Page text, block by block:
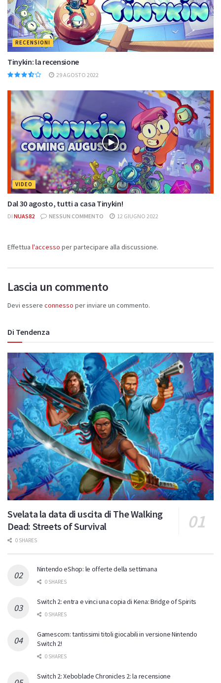
RECENSIONI
Tinykin: la recensione
29 AGOSTO 2022
VIDEO
Dal 30 agosto, tutti a casa Tinykin!
DI NUAS82 NESSUN COMMENTO 12 GIUGNO 2022
Effettua l'accesso per partecipare alla discussione.
Lascia un commento
Devi essere connesso per inviare un commento.
Di Tendenza
Svelata la data di uscita di The Walking
Dead: Streets of Survival
0 SHARES
Nintendo eShop: le offerte della settimana
0 SHARES
Switch 2: entra e vinci una copia di Kena: Bridge of Spirits
0 SHARES
Gamescom: tantissimi titoli giocabili in versione Nintendo
Switch 2!
0 SHARES
Switch 2: Xeboblade Chronicles 2: la recensione